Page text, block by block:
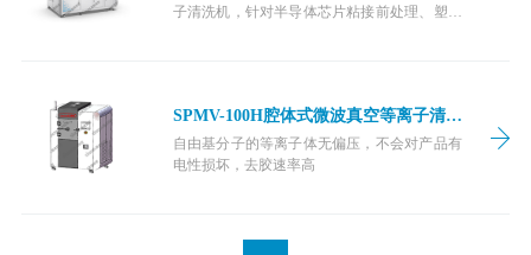
子清洗机，针对半导体芯⽚粘接前处理、塑封
SPMV-100H腔体式微波真空等离子清洗机
自由基分子的等离子体无偏压，不会对产品有
电性损坏，去胶速率高